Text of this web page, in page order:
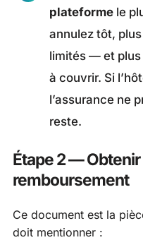
plateforme le
annulez tôt,
limités — et plus
à couvrir. Si
l’assurance ne
reste.
Étape 2 —
remboursement
Ce document est la
doit mentionner :